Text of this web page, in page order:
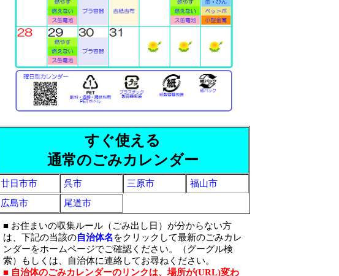
すぐ使える
通常のごみカレンダー
廿日市市 呉市 三原市
福山市
広島市
尾道市
■ お住まいの収集ルール（ごみ出し日）が分からない方
は、下記の当該の自治体名をクリックして最新のごみカレ
ンダーをホームページでご確認ください。（グーグル検
索）もしくは、自治体に連絡してお尋ねください。
■ 自治体のごみカレンダーのリンクは、場所が(URL)変わ